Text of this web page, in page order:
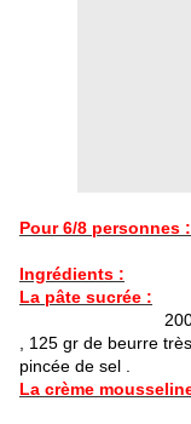
Pour 6/8 personnes :
Ingrédients :
La pâte sucrée :
200 gr de
, 125 gr de beurre
pincée de sel .
La crème
50 cl de lait